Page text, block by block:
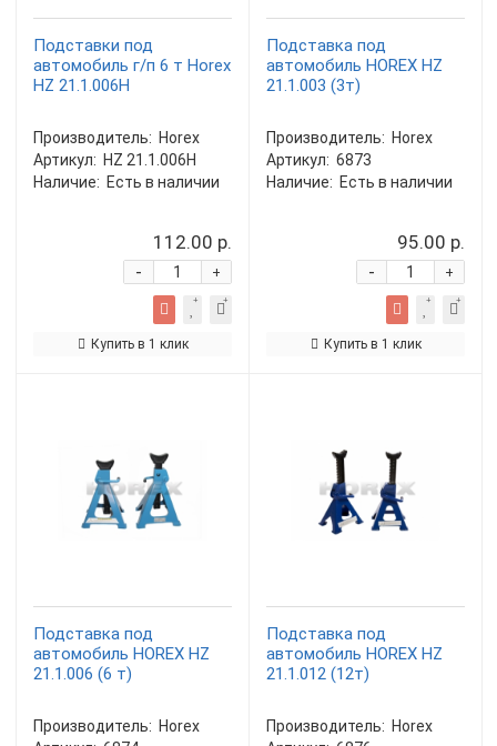
Подставки под
автомобиль г/п 6 т Horex
HZ 21.1.006H
Производитель: Horex
Артикул: HZ 21.1.006H
Наличие: Есть в наличии
112.00 р.
+
-
Купить в 1 клик
Подставка под
автомобиль HOREX HZ
21.1.003 (3т)
Производитель: Horex
Артикул: 6873
Наличие: Есть в наличии
95.00 р.
+
-
Купить в 1 клик
Подставка под
автомобиль HOREX HZ
21.1.006 (6 т)
Производитель: Horex
Подставка под
автомобиль HOREX HZ
21.1.012 (12т)
Производитель: Horex